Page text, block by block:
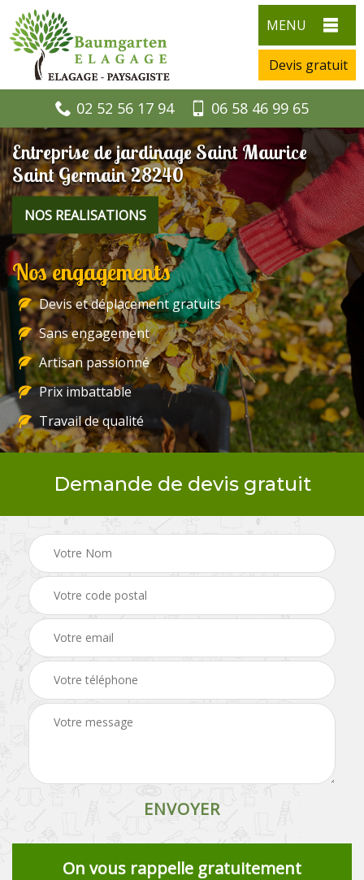
MENU
Devis gratuit
02 52 56 17 94 06 58 46 99 65
Entreprise de jardinage Saint Maurice
Saint Germain 28240
NOS REALISATIONS
Nos engagements
Devis et déplacement gratuits
Sans engagement
Artisan passionné
Prix imbattable
Travail de qualité
Demande de devis gratuit
On vous rappelle gratuitement